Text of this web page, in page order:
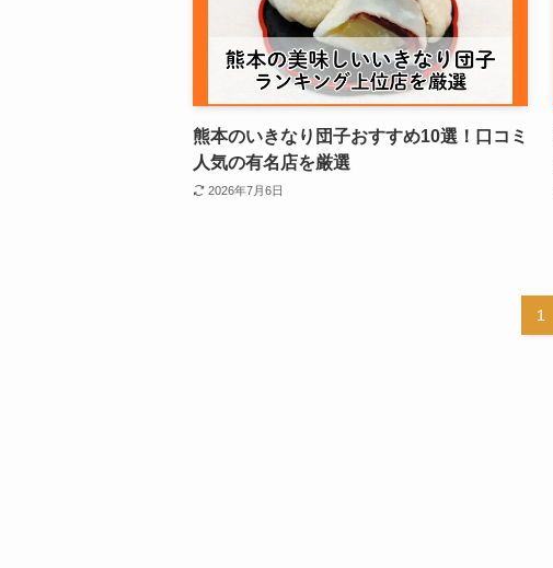
熊本のいきなり団子おすすめ10選！口コミ
人気の有名店を厳選
2026年7月6日
1